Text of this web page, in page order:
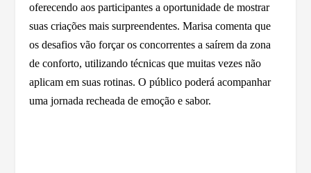
oferecendo aos participantes a oportunidade de mostrar
suas criações mais surpreendentes. Marisa comenta que
os desafios vão forçar os concorrentes a saírem da zona
de conforto, utilizando técnicas que muitas vezes não
aplicam em suas rotinas. O público poderá acompanhar
uma jornada recheada de emoção e sabor.